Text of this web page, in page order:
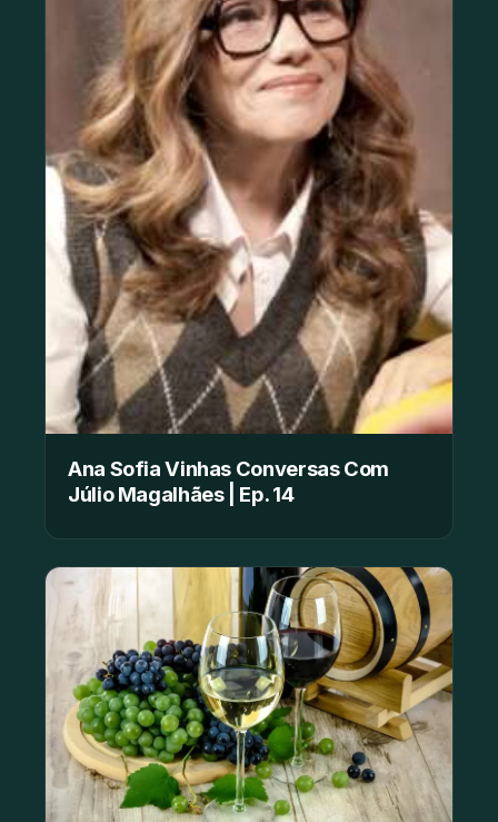
Ana Sofia Vinhas Conversas Com
Júlio Magalhães | Ep. 14